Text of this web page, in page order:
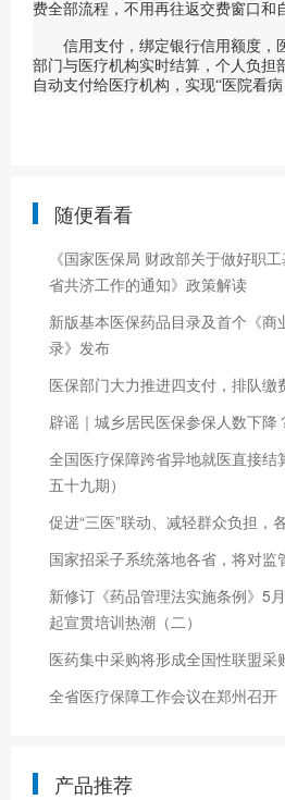
费全部流程，不用再往返交费窗口和
信用支付，绑定银行信用额度，
部门与医疗机构实时结算，个人负担
自动支付给医疗机构，实现“医院看病
随便看看
《国家医保局 财政部关于做好职
省共济工作的通知》政策解读
新版基本医保药品目录及首个《商
录》发布
医保部门大力推进四支付，排队缴
辟谣｜城乡居民医保参保人数下降
全国医疗保障跨省异地就医直接结
五十九期）
促进“三医”联动、减轻群众负担，
国家招采子系统落地各省，将对监
新修订《药品管理法实施条例》5
起宣贯培训热潮（二）
医药集中采购将形成全国性联盟采
全省医疗保障工作会议在郑州召开
产品推荐